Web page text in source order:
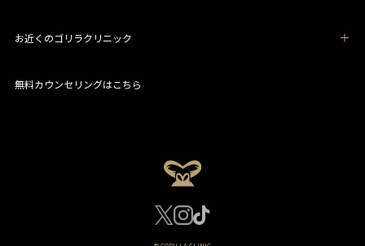
お近くのゴリラクリニック
無料カウンセリングはこちら